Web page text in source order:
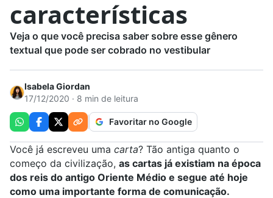
características
Veja o que você precisa saber sobre esse gênero
textual que pode ser cobrado no vestibular
Isabela Giordan
17/12/2020 · 8 min de leitura
Favoritar no Google
Você já escreveu uma carta? Tão antiga quanto o
começo da civilização, as cartas já existiam na época
dos reis do antigo Oriente Médio e segue até hoje
como uma importante forma de comunicação.